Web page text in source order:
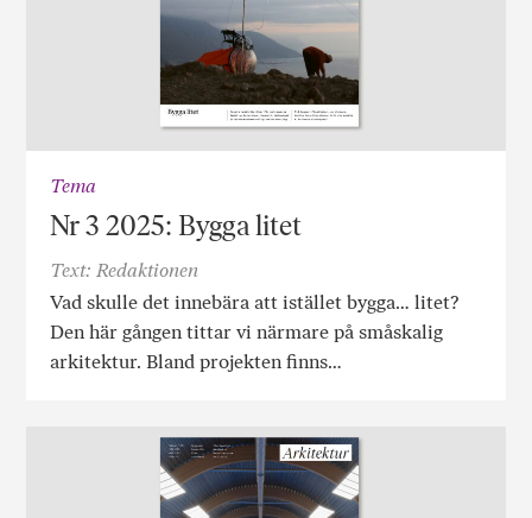
Tema
Nr 3 2025: Bygga litet
Text: Redaktionen
Vad skulle det innebära att istället bygga… litet?
Den här gången tittar vi närmare på småskalig
arkitektur. Bland projekten finns…